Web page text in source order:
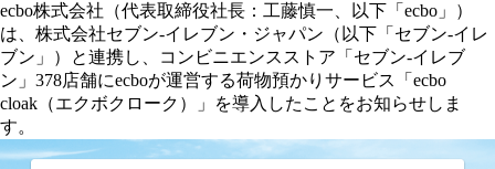
ecbo株式会社（代表取締役社長：工藤慎一、以下「ecbo」）
は、株式会社セブン‐イレブン・ジャパン（以下「セブン‐イレ
ブン」）と連携し、コンビニエンスストア「セブン‐イレブ
ン」378店舗にecboが運営する荷物預かりサービス「ecbo
cloak（エクボクローク）」を導入したことをお知らせしま
す。